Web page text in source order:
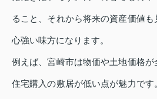
ること、それから将来の資産価値も
心強い味方になります。
例えば、宮崎市は物価や土地価格が
住宅購入の敷居が低い点が魅力で